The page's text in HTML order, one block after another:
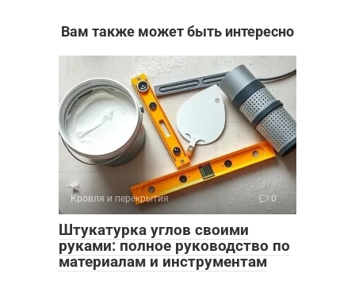
Вам также может быть интересно
Кровля и перекрытия 0
Штукатурка углов своими
руками: полное руководство по
материалам и инструментам